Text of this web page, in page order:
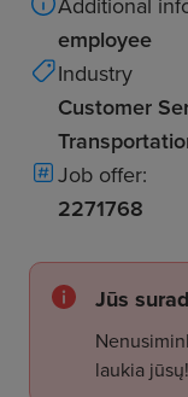
employee
Industry
Customer
Job offer:
2271768
Jūs
laukia jūsų!